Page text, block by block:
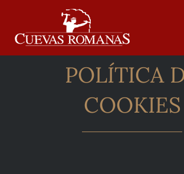
contenido
INICIO
POLÍTICA
COOKIES